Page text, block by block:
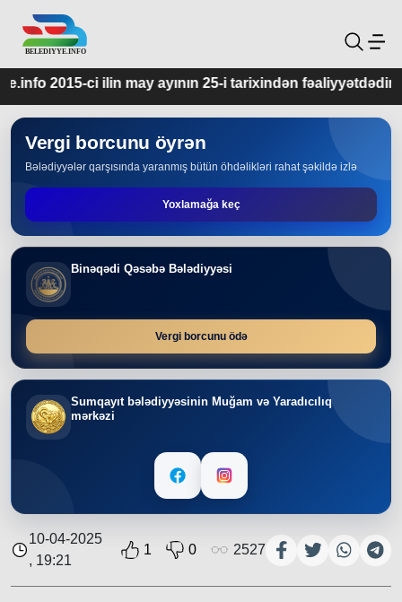
ayının 25-i tarixindən fəaliyyətdədir.
Vergi borcunu öyrən
Bələdiyyələr qarşısında yaranmış bütün öhdəlikləri rahat şəkildə izlə
Yoxlamağa keç
Binəqədi Qəsəbə Bələdiyyəsi
Vergi borcunu ödə
Sumqayıt bələdiyyəsinin Muğam və Yaradıcılıq
mərkəzi
10-04-2025
, 19:21
1 0 2527